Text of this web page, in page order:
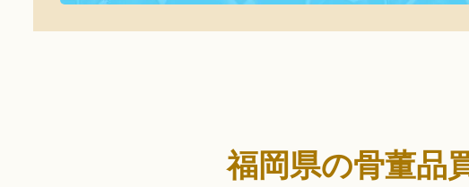
福岡県の骨董品